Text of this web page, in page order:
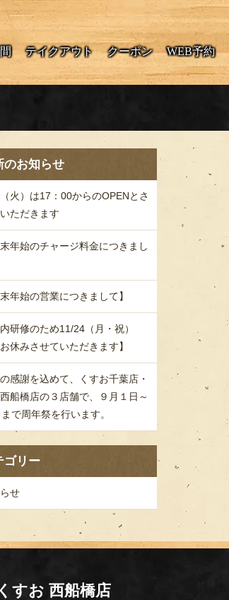
テイクアウト クーポン WEB予約
のお知らせ
火）は17：00からのOPENとさ
ただきます
末年始のチャージ料金につきまし
末年始の営業につきまして】
内研修のため11/24（月・祝）
休みさせていただきます】
感謝を込めて、くすお千葉店・
船橋店の３店舗で、９月１日～
で周年祭を行います。
ゴリー
せ
すお 西船橋店